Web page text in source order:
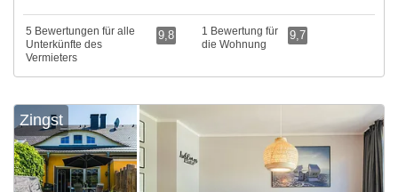
5 Bewertungen für alle
Unterkünfte des
Vermieters
9,8
1 Bewertung für
die Wohnung
9,7
Zingst